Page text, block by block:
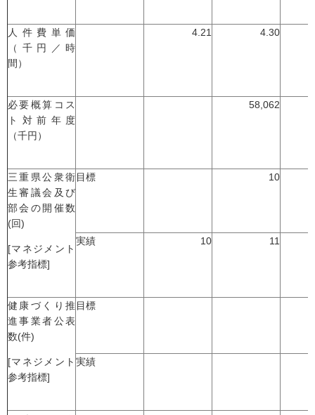
人件費単価
（千円／時
間）
4.21 4.30
必要概算コス
ト対前年度
（千円）
58,062
三重県公衆衛
生審議会及び
部会の開催数
(回)
[マネジメント
参考指標]
目標 10
実績 10 11
健康づくり推
進事業者公表
数(件)
[マネジメント
参考指標]
目標
実績